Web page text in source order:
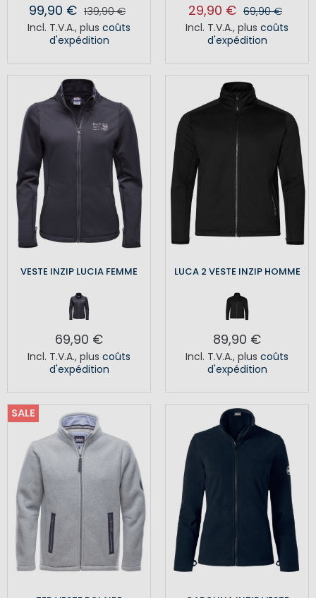
99,90 € 139,90 €
Incl. T.V.A., plus coûts
d'expédition
29,90 € 69,90 €
Incl. T.V.A., plus coûts
d'expédition
VESTE INZIP LUCIA FEMME
69,90 €
Incl. T.V.A., plus coûts
d'expédition
LUCA 2 VESTE INZIP HOMME
89,90 €
Incl. T.V.A., plus coûts
d'expédition
SALE